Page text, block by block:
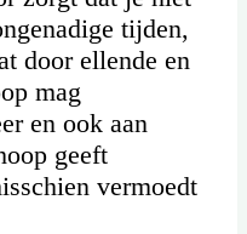
tijden,
door ellende en
mag
en ook aan
geeft
vermoedt